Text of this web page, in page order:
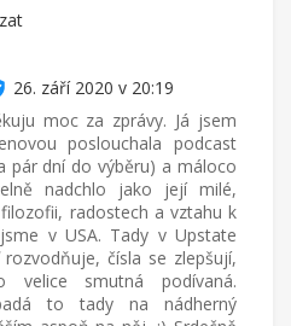
26. září 2020 v 20:19
moc za zprávy. Já jsem
poslouchala podcast
pár dní do výběru) a máloco
nadchlo jako její milé,
radostech a vztahu k
v USA. Tady v Upstate
čísla se zlepšují,
smutná podívaná.
to tady na nádherný